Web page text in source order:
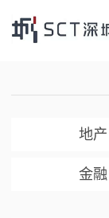
地产
金融